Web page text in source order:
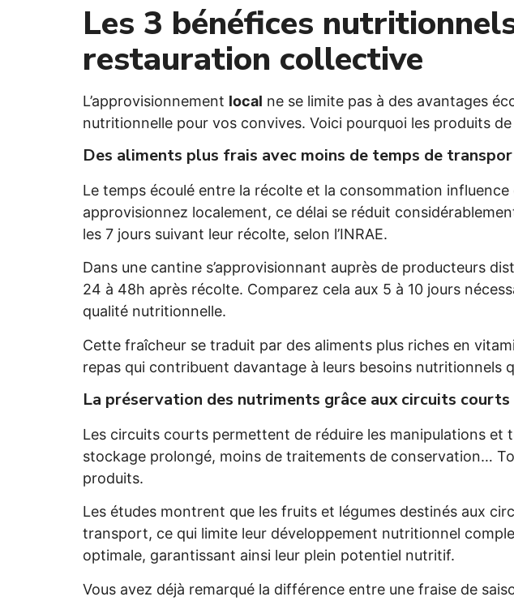
Les 3 bénéfices
restauration collective
L’approvisionnement local ne se limite pas à des avantages
nutritionnelle pour vos convives. Voici pourquoi les produits
Des aliments plus frais avec moins de temps de
Le temps écoulé entre la récolte et la consommation
approvisionnez localement, ce délai se réduit
les 7 jours suivant leur récolte, selon l’INRAE.
Dans une cantine s’approvisionnant auprès de producteurs
24 à 48h après récolte. Comparez cela aux 5 à 10 jours
qualité nutritionnelle.
Cette fraîcheur se traduit par des aliments plus riches en
repas qui contribuent davantage à leurs besoins nutritionnels
La préservation des nutriments grâce aux circuits courts
Les circuits courts permettent de réduire les manipulations
stockage prolongé, moins de traitements de conservation…
produits.
Les études montrent que les fruits et légumes destinés aux
transport, ce qui limite leur développement nutritionnel
optimale, garantissant ainsi leur plein potentiel nutritif.
Vous avez déjà remarqué la différence entre une fraise de